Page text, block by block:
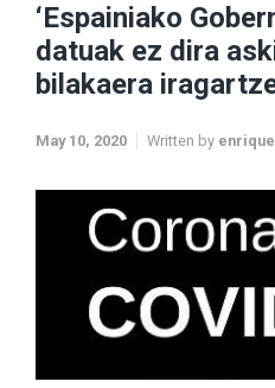
‘Espainiako
datuak ez dira
bilakaera
May 10, 2020 Written by